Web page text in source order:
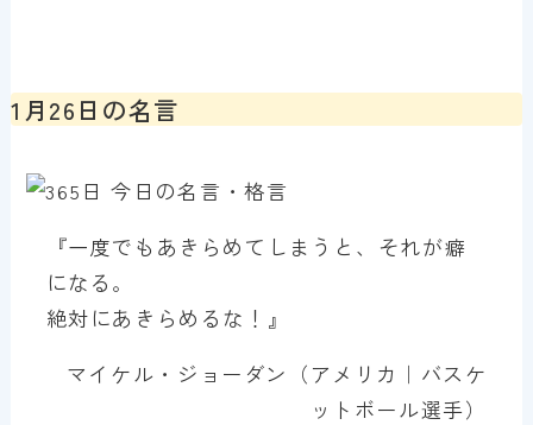
1月26日の名言
『一度でもあきらめてしまうと、それが癖
になる。
絶対にあきらめるな！』
マイケル・ジョーダン（アメリカ｜バスケ
ットボール選手）